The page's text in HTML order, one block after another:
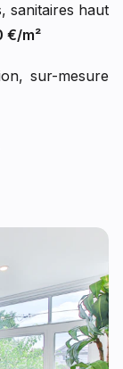
sanitaires haut
€/m²
sur-mesure